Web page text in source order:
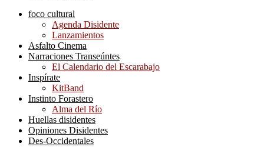
foco cultural
Agenda Disidente
Lanzamientos
Asfalto Cinema
Narraciones Transeúntes
El Calendario del Escarabajo
Inspírate
KitBand
Instinto Forastero
Alma del Río
Huellas disidentes
Opiniones Disidentes
Des-Occidentales